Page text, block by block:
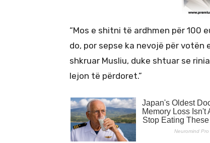
“Mos e shitni të ardhmen për 100
do, por sepse ka nevojë për votën
shkruar Musliu, duke shtuar se
lejon të përdoret.”